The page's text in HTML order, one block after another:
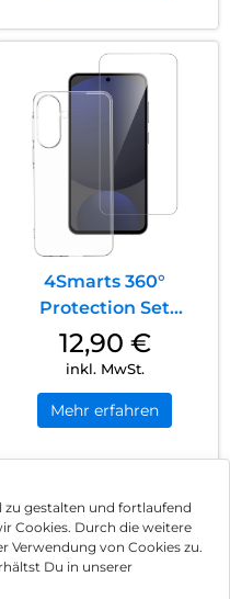
gestalten und fortlaufend
Cookies. Durch die weitere
Verwendung von Cookies zu.
Du in unserer
4Smarts 360°
Protection Set
Samsung Galaxy A57
5G Schwarz
12,90 €
inkl. MwSt.
Mehr erfahren
Nächste